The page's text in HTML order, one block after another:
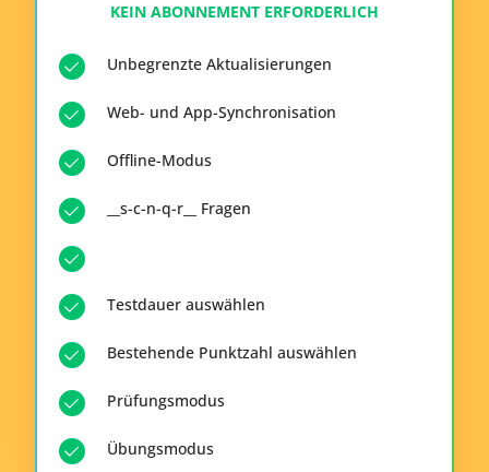
KEIN ABONNEMENT ERFORDERLICH
Unbegrenzte Aktualisierungen
Web- und App-Synchronisation
Offline-Modus
__s-c-n-q-r__ Fragen
Testdauer auswählen
Bestehende Punktzahl auswählen
Prüfungsmodus
Übungsmodus